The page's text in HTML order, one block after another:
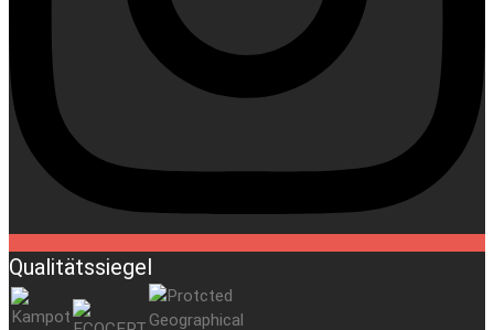
Qualitätssiegel